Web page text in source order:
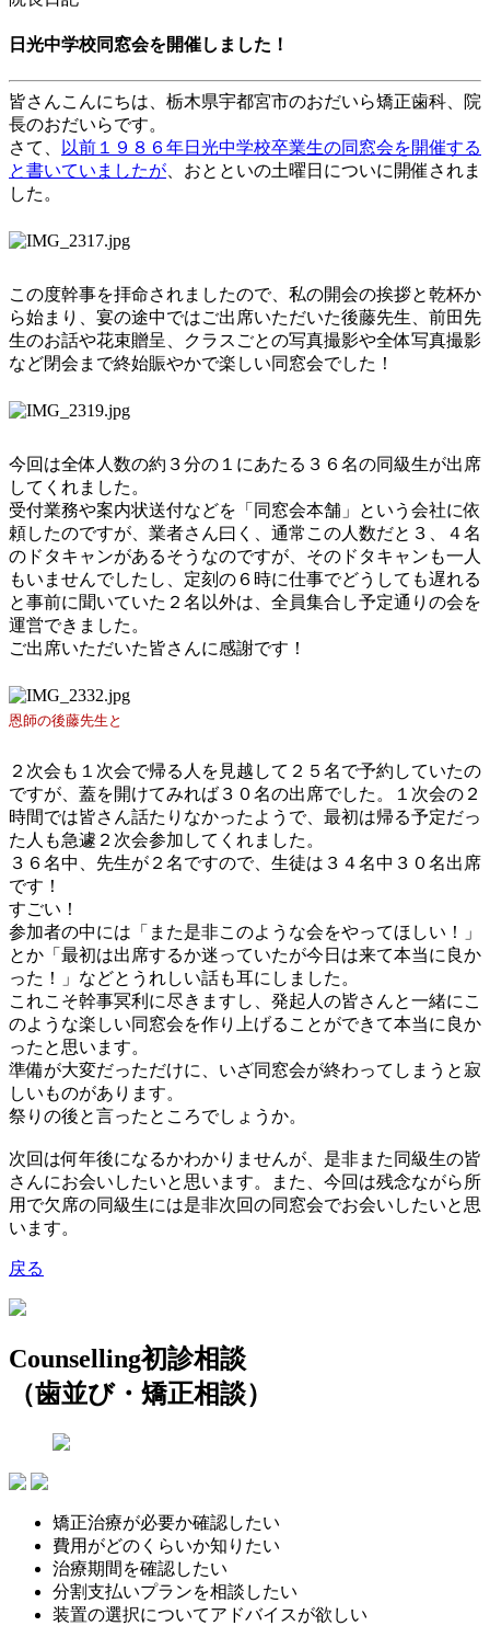
日光中学校同窓会を開催しました！
皆さんこんにちは、栃木県宇都宮市のおだいら矯正歯科、院
長のおだいらです。
さて、 以前１９８６年日光中学校卒業生の同窓会を開催する
と書いていましたが、おとといの土曜日についに開催されま
した。
この度幹事を拝命されましたので、私の開会の挨拶と乾杯か
ら始まり、宴の途中ではご出席いただいた後藤先生、前田先
生のお話や花束贈呈、クラスごとの写真撮影や全体写真撮影
など閉会まで終始賑やかで楽しい同窓会でした！
今回は全体人数の約３分の１にあたる３６名の同級生が出席
してくれました。
受付業務や案内状送付などを「同窓会本舗」という会社に依
頼したのですが、業者さん曰く、通常この人数だと３、４名
のドタキャンがあるそうなのですが、そのドタキャンも一人
もいませんでしたし、定刻の６時に仕事でどうしても遅れる
と事前に聞いていた２名以外は、全員集合し予定通りの会を
運営できました。
ご出席いただいた皆さんに感謝です！
恩師の後藤先生と
２次会も１次会で帰る人を見越して２５名で予約していたの
ですが、蓋を開けてみれば３０名の出席でした。１次会の２
時間では皆さん話たりなかったようで、最初は帰る予定だっ
た人も急遽２次会参加してくれました。
３６名中、先生が２名ですので、生徒は３４名中３０名出席
です！
すごい！
参加者の中には「また是非このような会をやってほしい！」
とか「最初は出席するか迷っていたが今日は来て本当に良か
った！」などとうれしい話も耳にしました。
これこそ幹事冥利に尽きますし、発起人の皆さんと一緒にこ
のような楽しい同窓会を作り上げることができて本当に良か
ったと思います。
準備が大変だっただけに、いざ同窓会が終わってしまうと寂
しいものがあります。
祭りの後と言ったところでしょうか。
次回は何年後になるかわかりませんが、是非また同級生の皆
さんにお会いしたいと思います。また、今回は残念ながら所
用で欠席の同級生には是非次回の同窓会でお会いしたいと思
います。
戻る
Counselling初診相談
（歯並び・矯正相談）
矯正治療が必要か確認したい
費用がどのくらいか知りたい
治療期間を確認したい
分割支払いプランを相談したい
装置の選択についてアドバイスが欲しい